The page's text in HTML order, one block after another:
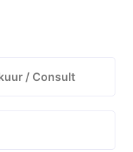
/ Consult